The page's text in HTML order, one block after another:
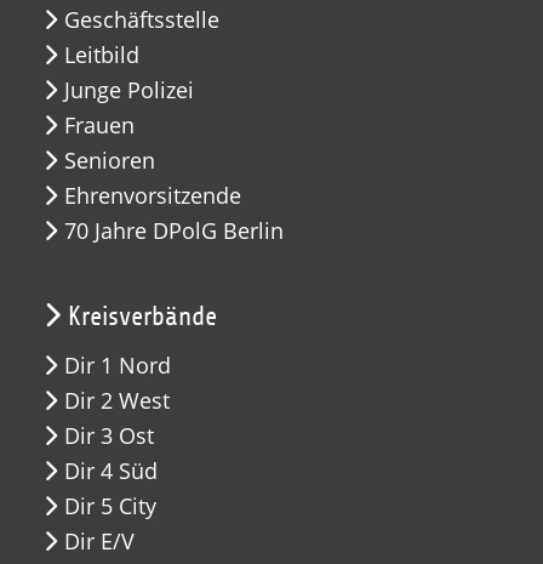
Geschäftsstelle
Leitbild
Junge Polizei
Frauen
Senioren
Ehrenvorsitzende
70 Jahre DPolG Berlin
Kreisverbände
Dir 1 Nord
Dir 2 West
Dir 3 Ost
Dir 4 Süd
Dir 5 City
Dir E/V